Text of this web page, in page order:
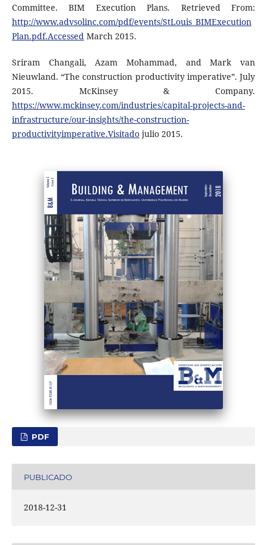
Committee. BIM Execution Plans. Retrieved From:
http://www.advsolinc.com/pdf/events/StLouis_BIMExecution
Plan.pdf.AccessedMarch 2015.
Sriram Changali, Azam Mohammad, and Mark van
Nieuwland. “The construction productivity imperative”. July
2015. McKinsey & Company.
https://www.mckinsey.com/industries/capital-projects-and-
infrastructure/our-insights/the-construction-
productivityimperative.Visitadojulio 2015.
PDF
PUBLICADO
2018-12-31